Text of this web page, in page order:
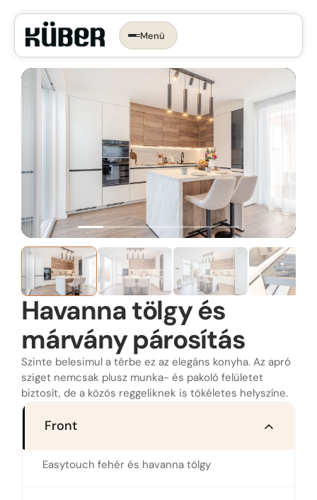
Menü
RÓLAD SZÓL.
Időpontot foglalok →
Az ergonomikus konyha
Konyhastílusok
More than kitchen
Konyhagépek, beépíthető készülékek
Belső megoldások
Munkalapok
Konyhatervezés
VR konyhatervezés
Bemutatóterem
Havanna tölgy és
márvány párosítás
Szinte belesimul a térbe ez az elegáns konyha. Az apró
sziget nemcsak plusz munka- és pakoló felületet
biztosít, de a közös reggeliknek is tökéletes helyszíne.
Front
Easytouch fehér és havanna tölgy